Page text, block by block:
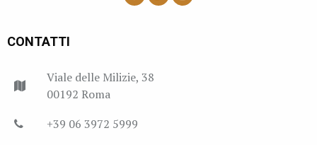
CONTATTI
Viale delle Milizie, 38
00192 Roma
+39 06 3972 5999